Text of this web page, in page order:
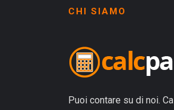
CHI SIAMO
Puoi contare su di noi.